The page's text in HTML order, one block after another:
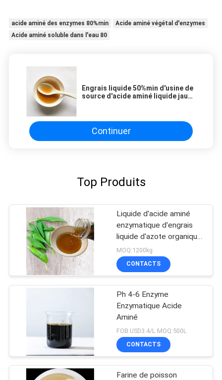
acide aminé des enzymes 80%min
Acide aminé végétal d'enzymes
Acide aminé soluble dans l'eau 80
Engrais liquide 50%min d'usine de
source d'acide aminé liquide jaune
Continuer
Top Produits
Liquide d'acide aminé
enzymatique d'engrais
liquide d'azote organique
élevé 50% 8-0-0
MOQ:1200kg
CONTACTS
Ph 4-6 Enzyme
Enzymatique Acide
Aminé
FOB USD3.4/L MOQ:500L
CONTACTS
Farine de poisson